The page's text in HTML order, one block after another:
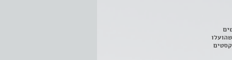
3500 מחזות, שהועלו